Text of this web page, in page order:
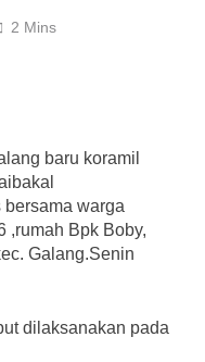
2 Mins
baru koramil
warga
,rumah Bpk Boby,
Galang.Senin
dilaksanakan pada